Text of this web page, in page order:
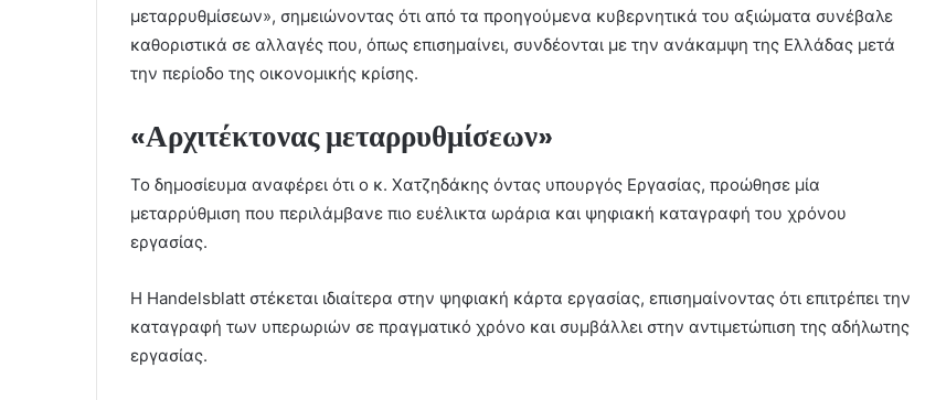
μεταρρυθμίσεων», σημειώνοντας ότι από τα προηγούμενα κυβερνητικά του αξιώματα συνέβαλε
καθοριστικά σε αλλαγές που, όπως επισημαίνει, συνδέονται με την ανάκαμψη της Ελλάδας μετά
την περίοδο της οικονομικής κρίσης.
«Αρχιτέκτονας μεταρρυθμίσεων»
Το δημοσίευμα αναφέρει ότι ο κ. Χατζηδάκης όντας υπουργός Εργασίας, προώθησε μία
μεταρρύθμιση που περιλάμβανε πιο ευέλικτα ωράρια και ψηφιακή καταγραφή του χρόνου
εργασίας.
Η Handelsblatt στέκεται ιδιαίτερα στην ψηφιακή κάρτα εργασίας, επισημαίνοντας ότι επιτρέπει την
καταγραφή των υπερωριών σε πραγματικό χρόνο και συμβάλλει στην αντιμετώπιση της αδήλωτης
εργασίας.